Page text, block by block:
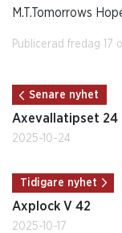
M.T.Tomorrows
Publicerad fredag 17
Senare nyhet
Axevallatipset 24
2025-10-24
Tidigare nyhet
Axplock V 42
2025-10-17